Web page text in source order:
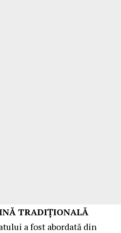
TRADIȚIONALĂ
a fost abordată din